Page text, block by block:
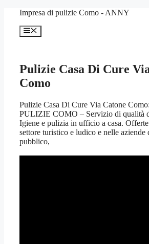
contenuto
Impresa di pulizie Como - ANNY
Menu
Pulizie Casa Di Cure
Como
Pulizie Casa Di Cure Via Catone
PULIZIE COMO – Servizio di qualità
Igiene e pulizia in ufficio a casa.
settore turistico e ludico e nelle aziende
pubblico,